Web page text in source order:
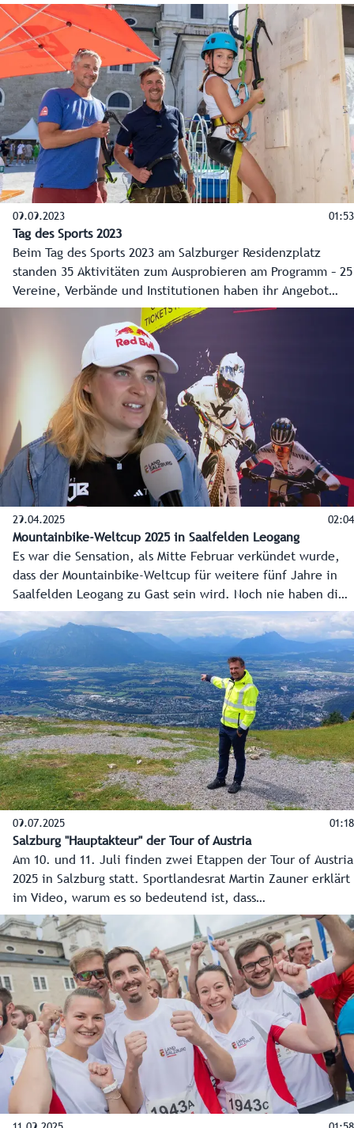
Verkehrsverbund Salzburg, hilft Staus zu vermeiden und
bietet eine entspannte Anreise. In der vergangenen Saison
wurden so 50 Tonnen CO2 eingespart. Auch in anderen
Bereichen wird in den Skigebieten auf Ökologie und
Ressourcenschonung geachtet - Künstliche Intelligenz hilft
dabei.
09.09.2023 01:53
Tag des Sports 2023
Beim Tag des Sports 2023 am Salzburger Residenzplatz
standen 35 Aktivitäten zum Ausprobieren am Programm – 25
Vereine, Verbände und Institutionen haben ihr Angebot
präsentiert. Außerdem wurden Athletinnen und Athleten
des Salzburger Olympiakaders vorgestellt und besondere
Leistungen geehrt.
29.04.2025 02:04
Mountainbike-Weltcup 2025 in Saalfelden Leogang
Es war die Sensation, als Mitte Februar verkündet wurde,
dass der Mountainbike-Weltcup für weitere fünf Jahre in
Saalfelden Leogang zu Gast sein wird. Noch nie haben die
Veranstalter Warner Bros. Discovery (WBD) Sports eine so
langfristige Vereinbarung mit einer Region geschlossen. Das
internationale Sportspektakel im olympischen Cross-
Country, Short Track, Downhill und Enduro gastiert das
nächste Mal bereits im Juni im Pinzgau.
09.07.2025 01:18
Salzburg "Hauptakteur" der Tour of Austria
Am 10. und 11. Juli finden zwei Etappen der Tour of Austria
2025 in Salzburg statt. Sportlandesrat Martin Zauner erklärt
im Video, warum es so bedeutend ist, dass
Sportgroßveranstaltungen im Bundesland stattfinden.